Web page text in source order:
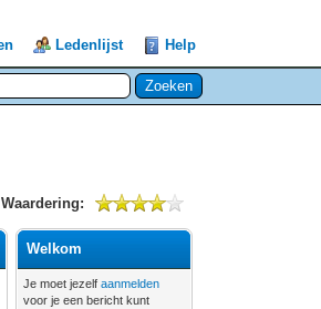
Ledenlijst Help
Waardering:
Welkom
Je moet jezelfaanmelden
voor je een bericht kunt